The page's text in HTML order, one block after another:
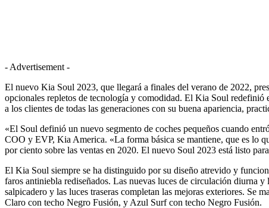
- Advertisement -
El nuevo Kia Soul 2023, que llegará a finales del verano de 2022,
opcionales repletos de tecnología y comodidad. El Kia Soul redefinió
a los clientes de todas las generaciones con su buena apariencia,
«El Soul definió un nuevo segmento de coches pequeños cuando
COO y EVP, Kia America. «La forma básica se mantiene, que es lo
por ciento sobre las ventas en 2020. El nuevo Soul 2023 está listo
El Kia Soul siempre se ha distinguido por su diseño atrevido y
faros antiniebla rediseñados. Las nuevas luces de circulación diurna
salpicadero y las luces traseras completan las mejoras exteriores. Se
Claro con techo Negro Fusión, y Azul Surf con techo Negro Fusión.